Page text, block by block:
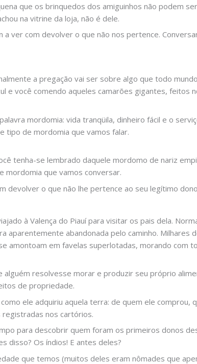
que os brinquedos dos amiguinhos não podem
na vitrine da loja, não é dele.
ver com devolver o que não nos pertence.
a pregação vai ser sobre algo que todo
e você comendo aqueles camarões gigantes, feitos
mordomia: vida tranqüila, dinheiro fácil e o
tipo de mordomia que vamos falar.
tenha-se lembrado daquele mordomo de nariz
mordomia que vamos conversar.
devolver o que não lhe pertence ao seu legítimo
à Valença do Piauí para visitar os pais dela.
aparentemente abandonada pelo caminho. Milhares
amontoam em favelas superlotadas, morando com
resolvesse morar e produzir seu próprio
de propriedade.
ele adquiriu aquela terra: de quem ele comprou,
nos cartórios.
para descobrir quem foram os primeiros donos
disso? Os índios! E antes deles?
que temos (muitos deles eram nômades que